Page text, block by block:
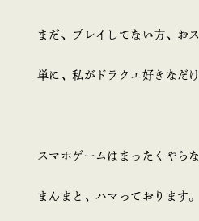
まだ、プレイしてない方、お
単に、私がドラクエ好きなだ
スマホゲームはまったくやら
まんまと、ハマっております。